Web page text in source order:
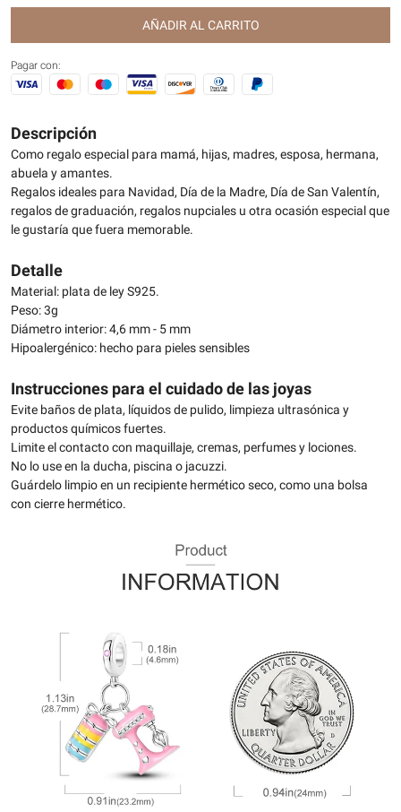
AÑADIR AL CARRITO
Pagar con:
Descripción
Como regalo especial para mamá, hijas, madres, esposa, hermana,
abuela y amantes.
Regalos ideales para Navidad, Día de la Madre, Día de San Valentín,
regalos de graduación, regalos nupciales u otra ocasión especial que
le gustaría que fuera memorable.
Detalle
Material: plata de ley S925.
Peso: 3g
Diámetro interior: 4,6 mm - 5 mm
Hipoalergénico: hecho para pieles sensibles
Instrucciones para el cuidado de las joyas
Evite baños de plata, líquidos de pulido, limpieza ultrasónica y
productos químicos fuertes.
Limite el contacto con maquillaje, cremas, perfumes y lociones.
No lo use en la ducha, piscina o jacuzzi.
Guárdelo limpio en un recipiente hermético seco, como una bolsa
con cierre hermético.